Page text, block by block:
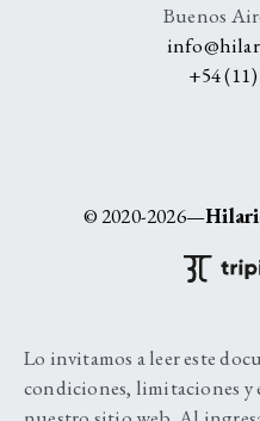
Buenos
+54
© 2020-2026—
Lo invitamos a leer este
condiciones, limitaciones y